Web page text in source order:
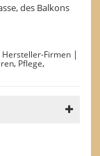
des Balkons
Hersteller-Firmen |
, Pflege,